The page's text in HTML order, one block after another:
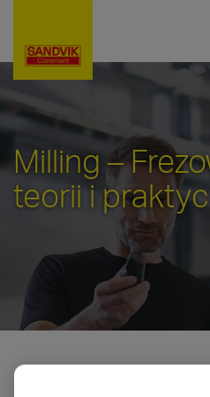
Milling –
teorii i